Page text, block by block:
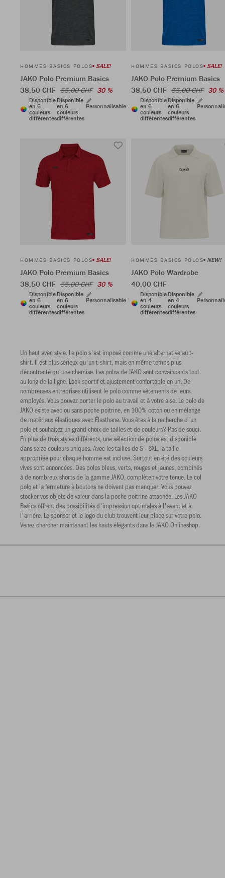
HOMMES BASICS POLOS SALE!
JAKO Polo Premium Basics
38,50 CHF 55,00 CHF 30 %
Disponible
en 6
couleurs
différentes
Disponible
en 6
couleurs
différentes
Personnalisable
HOMMES BASICS POLOS SALE!
JAKO Polo Premium Basics
38,50 CHF 55,00 CHF 30 %
Disponible
en 6
couleurs
différentes
Disponible
en 6
couleurs
différentes
HOMMES BASICS POLOS SALE!
JAKO Polo Premium Basics
38,50 CHF 55,00 CHF 30 %
Disponible
en 6
couleurs
différentes
Disponible
en 6
couleurs
différentes
Personnalisable
HOMMES BASICS POLOS NEW!
JAKO Polo Wardrobe
40,00 CHF
Disponible
en 4
couleurs
différentes
Disponible
en 4
couleurs
différentes
Un haut avec style. Le polo s'est imposé comme une alternative au t-
shirt. Il est plus sérieux qu'un t-shirt, mais en même temps plus
décontracté qu'une chemise. Les polos de JAKO sont convaincants tout
au long de la ligne. Look sportif et ajustement confortable en un. De
nombreuses entreprises utilisent le polo comme vêtements de leurs
employés. Vous pouvez porter le polo au travail et à votre aise. Le polo de
JAKO existe avec ou sans poche poitrine, en 100% coton ou en mélange
de matériaux élastiques avec Élasthane. Vous êtes à la recherche d'un
polo et souhaitez un grand choix de tailles et de couleurs? Pas de souci.
En plus de trois styles différents, une sélection de polos est disponible
dans seize couleurs uniques. Avec les tailles de S - 6XL, la taille
appropriée pour chaque homme est incluse. Surtout en été des couleurs
vives sont annoncées. Des polos bleus, verts, rouges et jaunes, combinés
à de nombreux shorts de la gamme JAKO, complèten votre tenue. Le col
polo et la fermeture à boutons ne doivent pas manquer. Vous pouvez
stocker vos objets de valeur dans la poche poitrine attachée. Les JAKO
Basics offrent des possibilités d'impression optimales à l'avant et à
l'arrière. Le sponsor et le logo du club trouvent leur place sur votre polo.
Venez chercher maintenant les hauts élégants dans le JAKO Onlineshop.